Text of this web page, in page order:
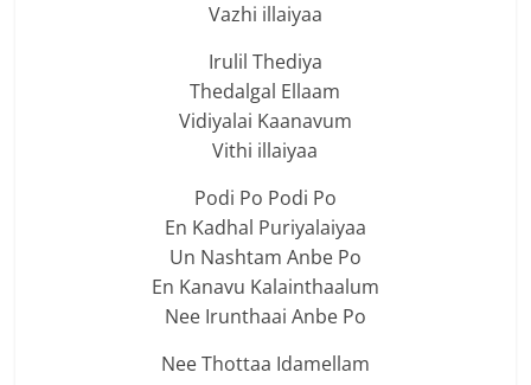
Vazhi illaiyaa
Irulil Thediya
Thedalgal Ellaam
Vidiyalai Kaanavum
Vithi illaiyaa
Podi Po Podi Po
En Kadhal Puriyalaiyaa
Un Nashtam Anbe Po
En Kanavu Kalainthaalum
Nee Irunthaai Anbe Po
Nee Thottaa Idamellam